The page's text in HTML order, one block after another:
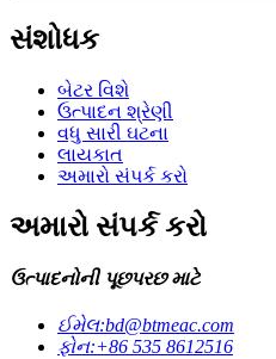
સંશોધક
બેટર વિશે
ઉત્પાદન શ્રેણી
વધુ સારી ઘટના
લાયકાત
અમારો સંપર્ક કરો
અમારો સંપર્ક કરો
ઉત્પાદનોની પૂછપરછ માટે
ઈમેલ:bd@btmeac.com
ફોન:+86 535 8612516